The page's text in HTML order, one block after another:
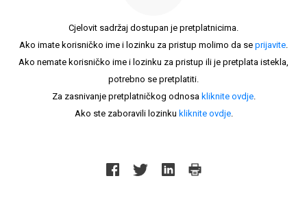
Cjelovit sadržaj dostupan je pretplatnicima.
Ako imate korisničko ime i lozinku za pristup molimo da se prijavite.
Ako nemate korisničko ime i lozinku za pristup ili je pretplata istekla,
potrebno se pretplatiti.
Za zasnivanje pretplatničkog odnosa kliknite ovdje.
Ako ste zaboravili lozinku kliknite ovdje.